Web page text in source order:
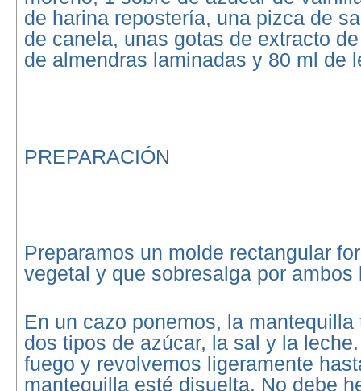
de harina repostería, una pizca de
de canela, unas gotas de extracto
de almendras laminadas y 80 ml de
PREPARACIÓN
Preparamos un molde rectangular
vegetal y que sobresalga por ambos
En un cazo ponemos, la mantequilla
dos tipos de azúcar, la sal y la
fuego y revolvemos ligeramente
mantequilla esté disuelta. No debe